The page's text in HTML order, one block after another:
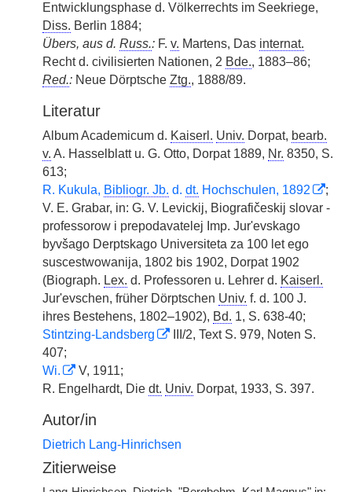
Entwicklungsphase d. Völkerrechts im Seekriege,
Diss. Berlin 1884;
Übers, aus d. Russ.: F. v. Martens, Das internat.
Recht d. civilisierten Nationen, 2 Bde., 1883–86;
Red.: Neue Dörptsche Ztg., 1888/89.
Literatur
Album Academicum d. Kaiserl. Univ. Dorpat, bearb.
v. A. Hasselblatt u. G. Otto, Dorpat 1889, Nr. 8350, S.
613;
R. Kukula, Bibliogr. Jb. d. dt. Hochschulen, 1892
;
V. E. Grabar, in: G. V. Levickij, Biografičeskij slovar -
professorow i prepodavatelej Imp. Jur'evskago
byvšago Derptskago Universiteta za 100 let ego
suscestwowanija, 1802 bis 1902, Dorpat 1902
(Biograph. Lex. d. Professoren u. Lehrer d. Kaiserl.
Jur'evschen, früher Dörptschen Univ. f. d. 100 J.
ihres Bestehens, 1802–1902), Bd. 1, S. 638-40;
Stintzing-Landsberg
III/2, Text S. 979, Noten S.
407;
Wi.
V, 1911;
R. Engelhardt, Die dt. Univ. Dorpat, 1933, S. 397.
Autor/in
Dietrich Lang-Hinrichsen
Zitierweise